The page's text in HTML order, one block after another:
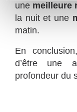
une meilleure
la nuit et une
matin.
En
d’être une
profondeur du